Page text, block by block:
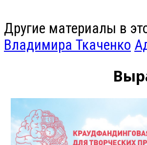
Другие материалы в
Владимира Ткаченко